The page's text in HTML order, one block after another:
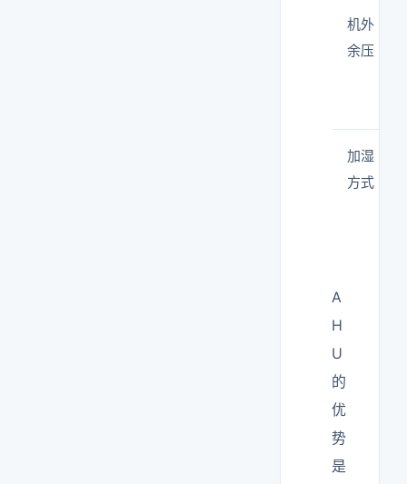
机外
余压
加湿
方式
A
H
U
的
优
势
是